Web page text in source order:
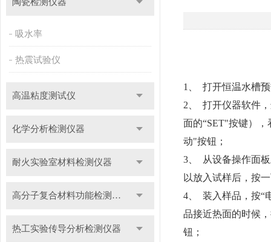
吸水率
热震试验仪
高温粘度测试仪
化学分析检测仪器
耐火实验室材料检测仪器
高分子复合材料功能检测仪器
热工实验传导分析检测仪器
1、
打开恒温水槽
2、
打开仪器软件
面的“SET"按键）
动"按钮；
3、
从设备操作面
以放入试样后，按
4、
装入样品，按“
品接近热面的时候
钮；